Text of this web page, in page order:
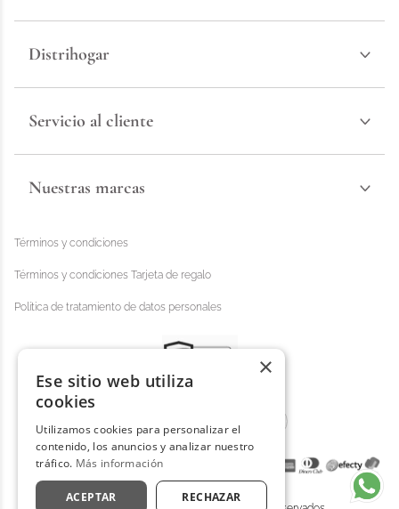
Distrihogar
Servicio al cliente
Nuestras marcas
Términos y condiciones
Términos y condiciones Tarjeta de regalo
Política de tratamiento de datos personales
×
Ese sitio web utiliza
cookies
Utilizamos cookies para personalizar el
contenido, los anuncios y analizar nuestro
tráfico. Más información
ACEPTAR RECHAZAR